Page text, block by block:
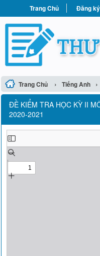
Trang Chủ Đăng ký
Trang Chủ › Tiếng Anh ›
ĐỀ KIỂM TRA HỌC KỲ II
2020-2021